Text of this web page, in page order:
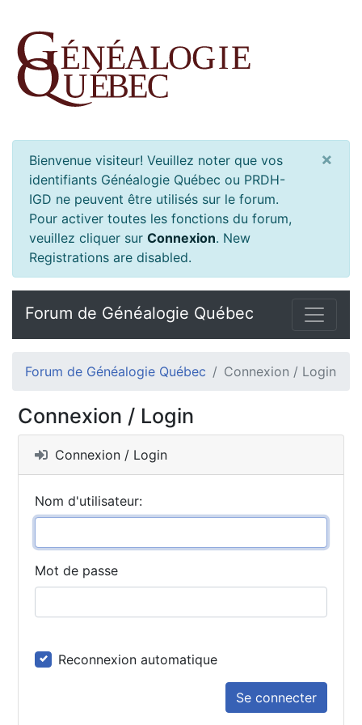
Bienvenue visiteur! Veuillez noter que vos
identifiants Généalogie Québec ou PRDH-
IGD ne peuvent être utilisés sur le forum.
Pour activer toutes les fonctions du forum,
veuillez cliquer sur Connexion. New
Registrations are disabled.
×
Forum de Généalogie Québec
Forum de Généalogie Québec Connexion / Login
Connexion / Login
Connexion / Login
Nom d'utilisateur:
Mot de passe
Reconnexion automatique